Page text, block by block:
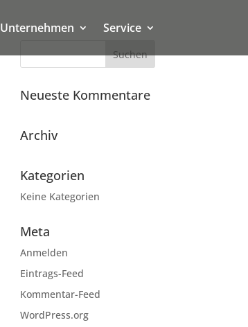
Unternehmen Service
Neueste Kommentare
Archiv
Kategorien
Keine Kategorien
Meta
Anmelden
Eintrags-Feed
Kommentar-Feed
WordPress.org